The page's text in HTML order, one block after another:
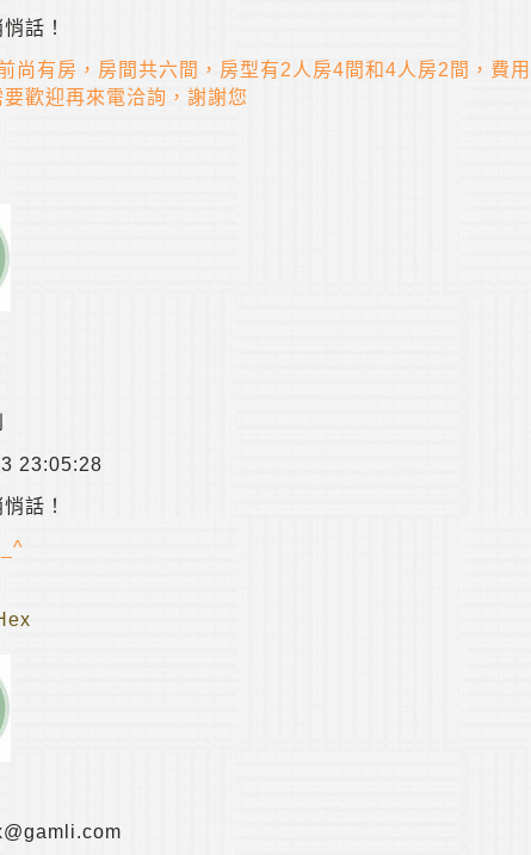
話！
尚有房，房間共六間，房型有2人房4間和4人房2間，費
歡迎再來電洽詢，謝謝您
23:05:28
話！